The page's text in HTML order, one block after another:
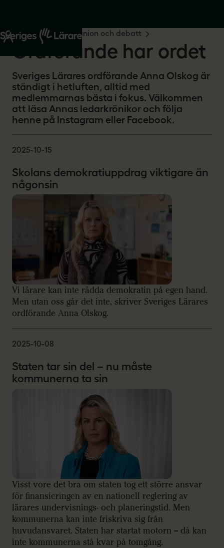
Start Om oss Opinion och debatt
Ordförande har ordet
Sveriges Lärares ordförande Anna Olskog är
ständigt i hetluften, alltid med
medlemmarnas bästa i fokus. Välkommen
att läsa Annas ledarkrönikor och följa
henne på Instagram eller Facebook.
Skolans demokratiuppdrag viktigare än
någonsin
2025-10-15
Vi lärare kan inte rädda demokratin på egen hand.
Men utan oss går det inte, skriver Sveriges Lärares
ordförande Anna Olskog.
Staten tar sin del – nu måste
kommunerna ta sin
2025-10-08
Visst vore det bra om staten tog ett större ansvar
för finansieringen av en nationell reglering av
lärares undervisnings- och planeringstid. Men
kommunerna kan inte friskriva sig från
huvudansvaret. Staten har startat motorn – då kan
inte kommunerna stå kvar på tomgång.